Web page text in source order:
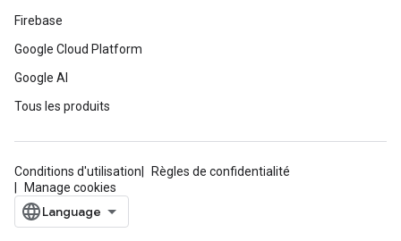
Firebase
Google Cloud Platform
Google AI
Tous les produits
Conditions d'utilisation
Règles de confidentialité
Manage cookies